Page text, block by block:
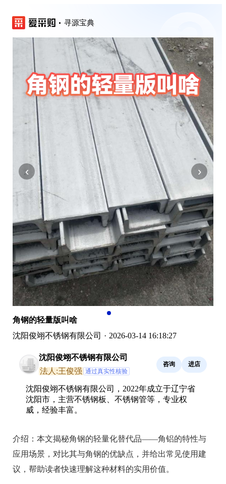
寻源宝典
‹ ›
角钢的轻量版叫啥
沈阳俊翊不锈钢有限公司 · 2026-03-14 16:18:27
沈阳俊翊不锈钢有限公司
法人:王俊强 通过真实性核验
咨询 进店
沈阳俊翊不锈钢有限公司，2022年成立于辽宁省
沈阳市，主营不锈钢板、不锈钢管等，专业权
威，经验丰富。
介绍： 本文揭秘角钢的轻量化替代品——角铝的特性与
应用场景，对比其与角钢的优缺点，并给出常见使用建
议，帮助读者快速理解这种材料的实用价值。